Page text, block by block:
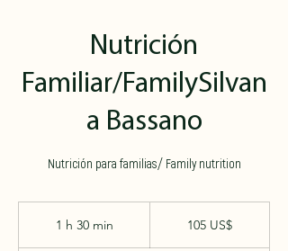
Nutrición
Familiar/FamilySilvan
a Bassano
Nutrición para familias/ Family nutrition
1 h 30 min
estadounidenses
105 US$